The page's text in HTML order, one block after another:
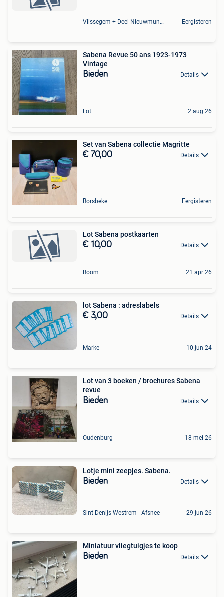
Vlissegem + Deel Nieuwmunster Eergisteren
Sabena Revue 50 ans 1923-1973
Vintage
Bieden Details
Lot 2 aug 26
Set van Sabena collectie Magritte
€ 70,00 Details
Borsbeke Eergisteren
Lot Sabena postkaarten
€ 10,00 Details
Boom 21 apr 26
lot Sabena : adreslabels
€ 3,00 Details
Marke 10 jun 24
Lot van 3 boeken / brochures Sabena
revue
Bieden Details
Oudenburg 18 mei 26
Lotje mini zeepjes. Sabena.
Bieden Details
Sint-Denijs-Westrem - Afsnee 29 jun 26
Miniatuur vliegtuigjes te koop
Bieden Details